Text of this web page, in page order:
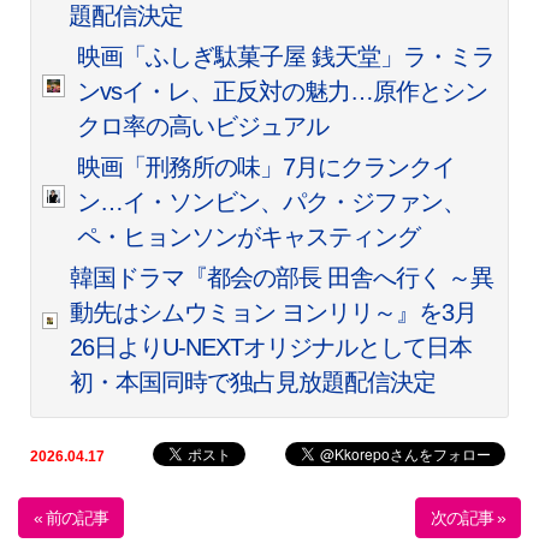
題配信決定
映画「ふしぎ駄菓子屋 銭天堂」ラ・ミラ
ンvsイ・レ、正反対の魅力…原作とシン
クロ率の高いビジュアル
映画「刑務所の味」7月にクランクイ
ン…イ・ソンビン、パク・ジファン、
ペ・ヒョンソンがキャスティング
韓国ドラマ『都会の部長 田舎へ行く ～異
動先はシムウミョン ヨンリリ～』を3月
26日よりU-NEXTオリジナルとして日本
初・本国同時で独占見放題配信決定
2026.04.17
« 前の記事 次の記事 »